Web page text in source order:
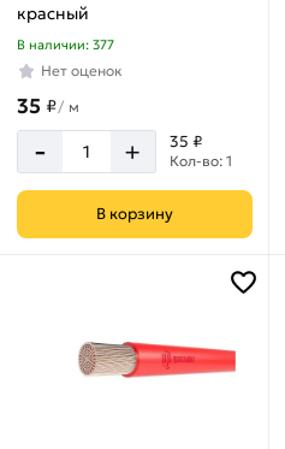
красный
В наличии: 377
Нет оценок
35 ₽/ м
- + 35 ₽
Кол-во: 1
В корзину